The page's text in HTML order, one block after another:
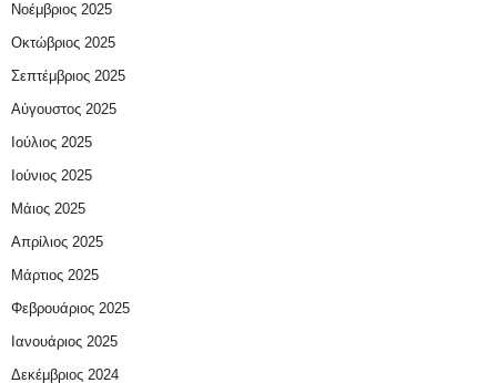
Νοέμβριος 2025
Οκτώβριος 2025
Σεπτέμβριος 2025
Αύγουστος 2025
Ιούλιος 2025
Ιούνιος 2025
Μάιος 2025
Απρίλιος 2025
Μάρτιος 2025
Φεβρουάριος 2025
Ιανουάριος 2025
Δεκέμβριος 2024